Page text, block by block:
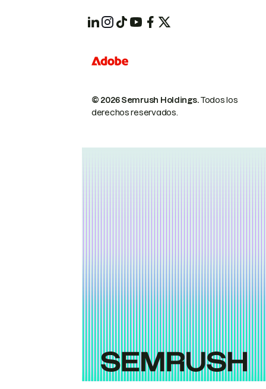
© 2026 Semrush Holdings.Todos los
derechos reservados.